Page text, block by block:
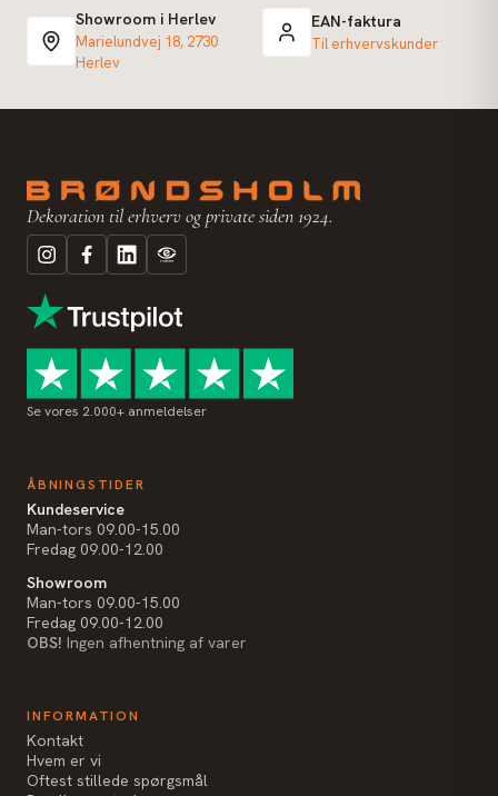
Showroom i Herlev
Marielundvej 18, 2730
Herlev
EAN-faktura
Til erhvervskunder
Dekoration til erhverv og private siden 1924.
Se vores 2.000+ anmeldelser
ÅBNINGSTIDER
Kundeservice
Man-tors 09.00-15.00
Fredag 09.00-12.00
Showroom
Man-tors 09.00-15.00
Fredag 09.00-12.00
OBS! Ingen afhentning af varer
INFORMATION
Kontakt
Hvem er vi
Oftest stillede spørgsmål